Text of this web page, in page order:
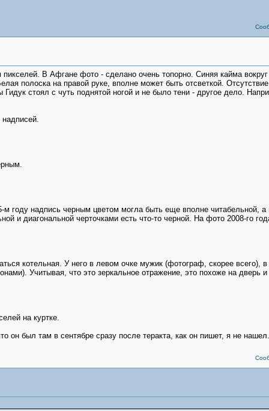
В Афгане фото - сделано очень топорно. Синяя кайма
полоска на правой руке, вполне может быть отсветкой.
стоял с чуть поднятой ногой и не было тени - другое дело.
году надпись черным цветом могла быть еще вполне читабельной,
и диагональной черточками есть что-то черной. На фото 2008-го
котельная. У него в левом очке мужик (фотограф, скорее всего),
Учитывая, что это зеркальное отражение, это похоже на дверь
на куртке.
он был там в сентябре сразу после теракта, как он пишет, я не нашел.